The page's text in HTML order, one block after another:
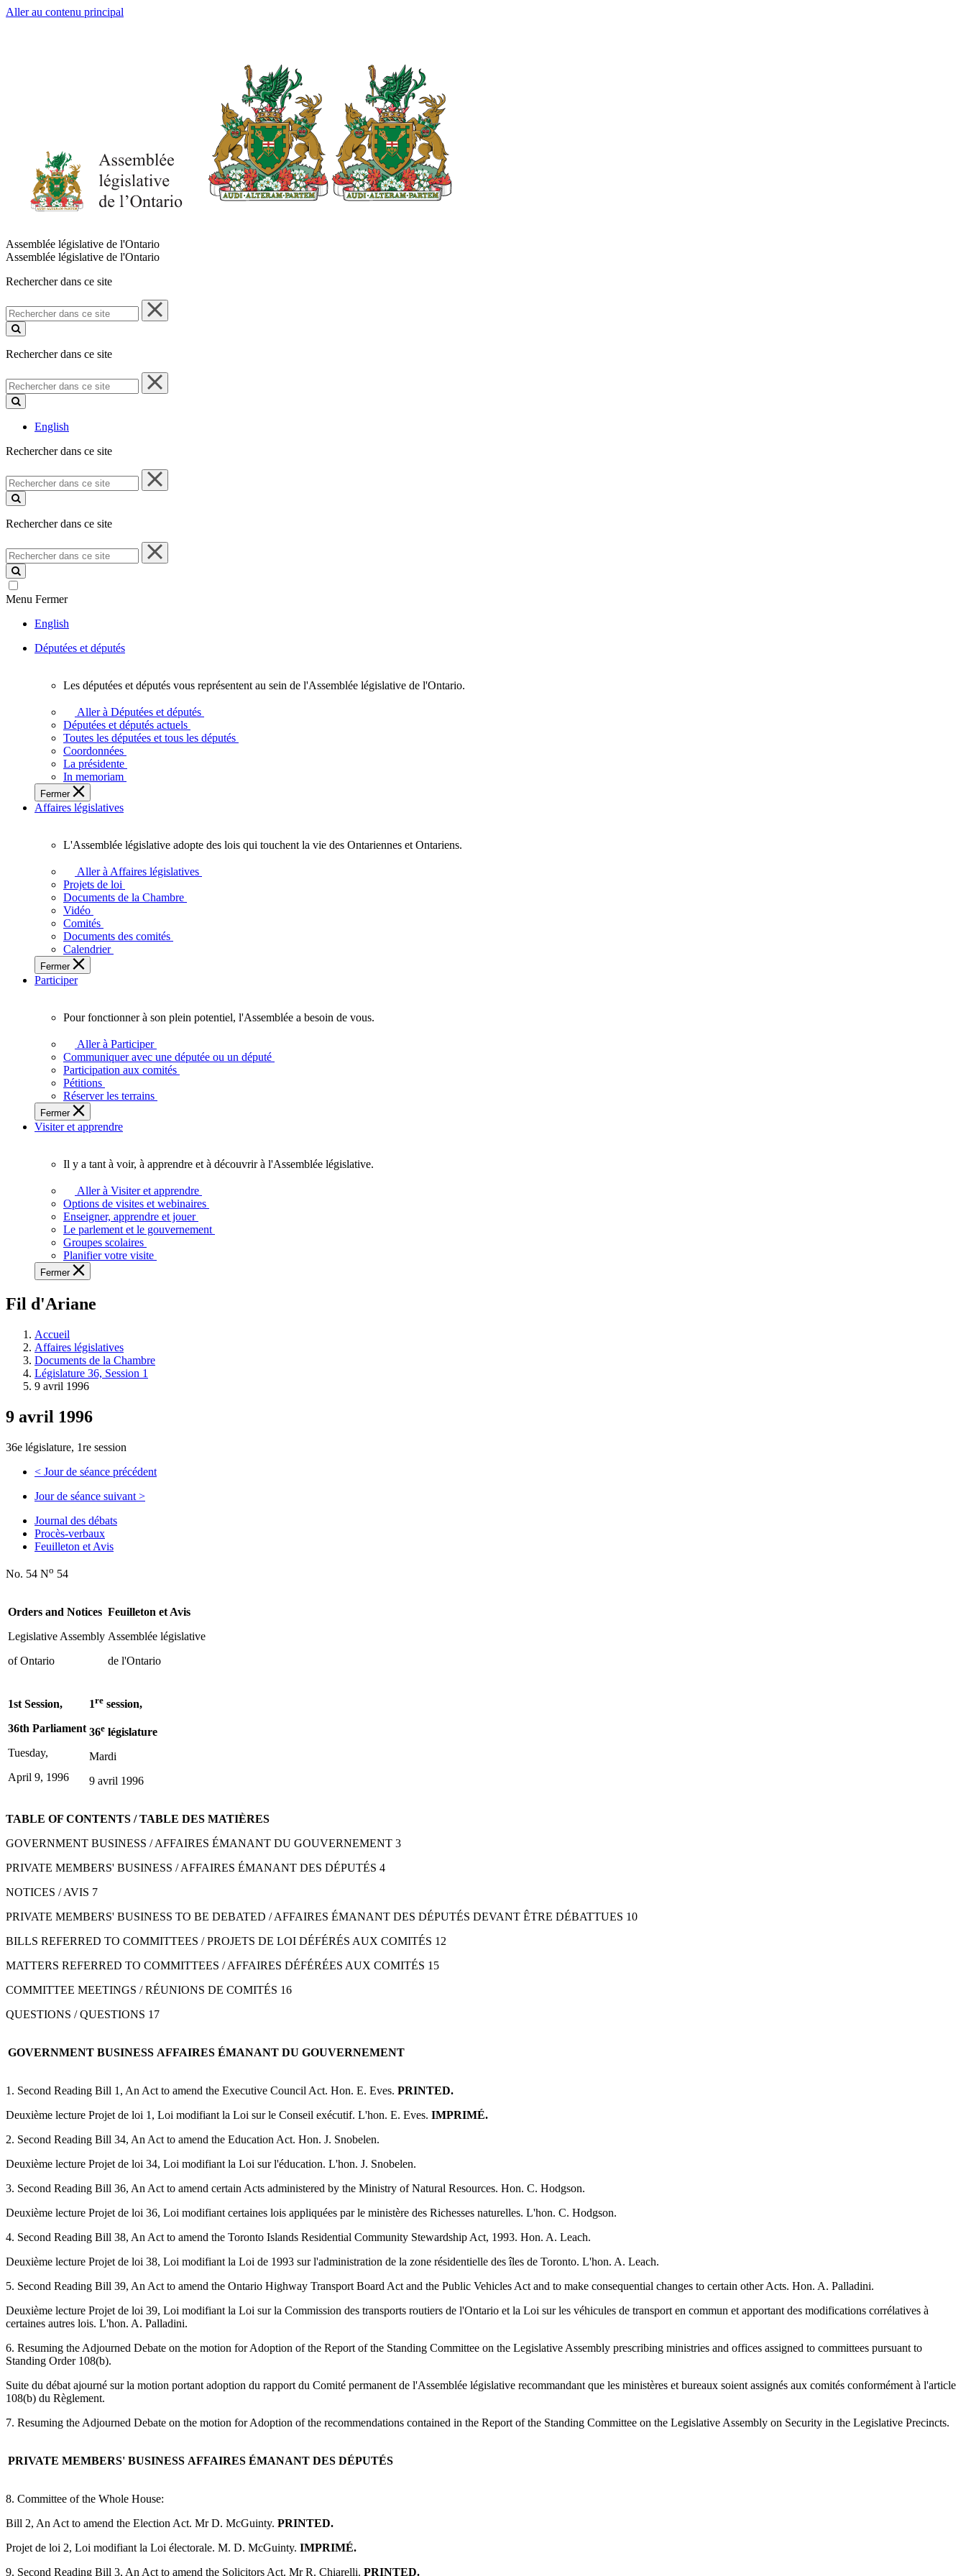
Aller au contenu principal
Assemblée législative de l'Ontario
Assemblée législative de l'Ontario
Rechercher dans ce site
Rechercher
dans
ce
Rechercher dans ce site
Rechercher
dans
ce
English
Rechercher dans ce site
Rechercher
dans
ce
Rechercher dans ce site
Rechercher
dans
ce
site
Menu Fermer
English
Députées et députés
députées
députés
vous
représentent
sein
de
l'Assemblée
l'Ontario.
Les députées et députés vous représentent au sein de l'Assemblée législative de l'Ontario.
Aller à Députées et députés
Députées et députés actuels
Toutes les députées et tous les députés
Coordonnées
La présidente
In memoriam
Fermer
Affaires législatives
législative
adopte
touchent
vie
des
Ontariennes
Ontariens.
L'Assemblée législative adopte des lois qui touchent la vie des Ontariennes et Ontariens.
Aller à Affaires législatives
Projets de loi
Documents de la Chambre
Vidéo
Comités
Documents des comités
Calendrier
Fermer
Participer
fonctionner
plein
potentiel,
l'Assemblée
a
besoin
Pour fonctionner à son plein potentiel, l'Assemblée a besoin de vous.
Aller à Participer
Communiquer avec une députée ou un député
Participation aux comités
Pétitions
Réserver les terrains
Fermer
Visiter et apprendre
voir,
apprendre
et
découvrir
l'Assemblée
législative.
Il y a tant à voir, à apprendre et à découvrir à l'Assemblée législative.
Aller à Visiter et apprendre
Options de visites et webinaires
Enseigner, apprendre et jouer
Le parlement et le gouvernement
Groupes scolaires
Planifier votre visite
Fermer
Fil d'Ariane
Accueil
Affaires législatives
Documents de la Chambre
Législature 36, Session 1
9 avril 1996
9 avril 1996
36e législature, 1re session
< Jour de séance précédent
Jour de séance suivant >
Journal des débats
Procès-verbaux
Feuilleton et Avis
No. 54 No 54
Orders and Notices
Legislative Assembly
of Ontario
Feuilleton et Avis
Assemblée législative
de l'Ontario
1st Session,
36th Parliament
Tuesday,
April 9, 1996
1re session,
36e législature
Mardi
9 avril 1996
TABLE OF CONTENTS / TABLE DES MATIÈRES
GOVERNMENT BUSINESS / AFFAIRES ÉMANANT DU GOUVERNEMENT 3
PRIVATE MEMBERS' BUSINESS / AFFAIRES ÉMANANT DES DÉPUTÉS 4
NOTICES / AVIS 7
PRIVATE MEMBERS' BUSINESS TO BE DEBATED / AFFAIRES ÉMANANT DES DÉPUTÉS DEVANT ÊTRE DÉBATTUES 10
BILLS REFERRED TO COMMITTEES / PROJETS DE LOI DÉFÉRÉS AUX COMITÉS 12
MATTERS REFERRED TO COMMITTEES / AFFAIRES DÉFÉRÉES AUX COMITÉS 15
COMMITTEE MEETINGS / RÉUNIONS DE COMITÉS 16
QUESTIONS / QUESTIONS 17
GOVERNMENT BUSINESS AFFAIRES ÉMANANT DU GOUVERNEMENT
1. Second Reading Bill 1, An Act to amend the Executive Council Act. Hon. E. Eves. PRINTED.
Deuxième lecture Projet de loi 1, Loi modifiant la Loi sur le Conseil exécutif. L'hon. E. Eves. IMPRIMÉ.
2. Second Reading Bill 34, An Act to amend the Education Act. Hon. J. Snobelen.
Deuxième lecture Projet de loi 34, Loi modifiant la Loi sur l'éducation. L'hon. J. Snobelen.
3. Second Reading Bill 36, An Act to amend certain Acts administered by the Ministry of Natural Resources. Hon. C. Hodgson.
Deuxième lecture Projet de loi 36, Loi modifiant certaines lois appliquées par le ministère des Richesses naturelles. L'hon. C. Hodgson.
4. Second Reading Bill 38, An Act to amend the Toronto Islands Residential Community Stewardship Act, 1993. Hon. A. Leach.
Deuxième lecture Projet de loi 38, Loi modifiant la Loi de 1993 sur l'administration de la zone résidentielle des îles de Toronto. L'hon. A. Leach.
5. Second Reading Bill 39, An Act to amend the Ontario Highway Transport Board Act and the Public Vehicles Act and to make consequential changes to certain other Acts. Hon. A. Palladini.
Deuxième lecture Projet de loi 39, Loi modifiant la Loi sur la Commission des transports routiers de l'Ontario et la Loi sur les véhicules de transport en commun et apportant des modifications corrélatives à
certaines autres lois. L'hon. A. Palladini.
6. Resuming the Adjourned Debate on the motion for Adoption of the Report of the Standing Committee on the Legislative Assembly prescribing ministries and offices assigned to committees pursuant to
Standing Order 108(b).
Suite du débat ajourné sur la motion portant adoption du rapport du Comité permanent de l'Assemblée législative recommandant que les ministères et bureaux soient assignés aux comités conformément à l'article
108(b) du Règlement.
7. Resuming the Adjourned Debate on the motion for Adoption of the recommendations contained in the Report of the Standing Committee on the Legislative Assembly on Security in the Legislative Precincts.
PRIVATE MEMBERS' BUSINESS AFFAIRES ÉMANANT DES DÉPUTÉS
8. Committee of the Whole House:
Bill 2, An Act to amend the Election Act. Mr D. McGuinty. PRINTED.
Projet de loi 2, Loi modifiant la Loi électorale. M. D. McGuinty. IMPRIMÉ.
9. Second Reading Bill 3, An Act to amend the Solicitors Act. Mr R. Chiarelli. PRINTED.